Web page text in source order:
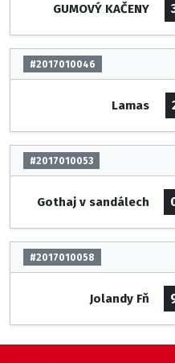
GUMOVÝ KAČENY
#2017010046
Lamas
#2017010053
Gothaj v sandálech
#2017010058
Jolandy Fň